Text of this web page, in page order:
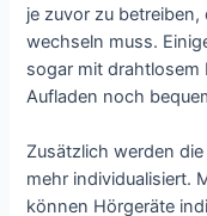
je zuvor zu
wechseln muss.
sogar mit drahtlosem
Aufladen noch
Zusätzlich werden
mehr individualisiert.
können Hörgeräte